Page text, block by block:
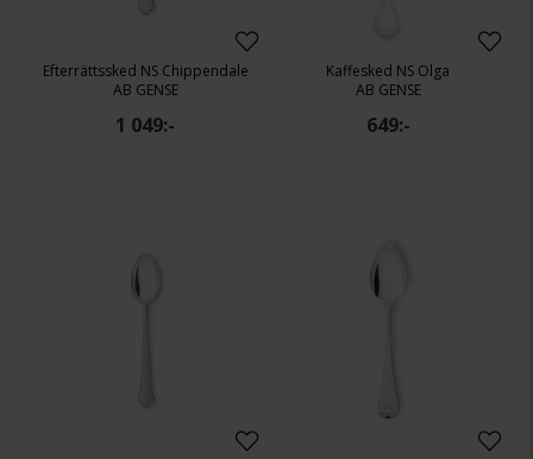
Efterrättssked NS Chippendale
AB GENSE
1 049:-
Kaffesked NS Olga
AB GENSE
649:-